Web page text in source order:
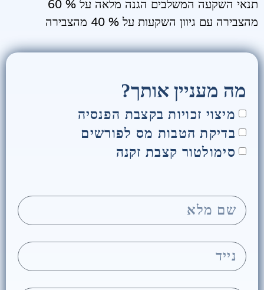
תנאי השקעה המשלבים הגנה מלאה על % 60
מהצבירה עם גיוון השקעות על % 40 מהצבירה
מה מעניין אותך?
מיצוי זכויות בקצבת הפנסיה
בדיקת הטבות מס לפורשים
סימולטור קצבת זקנה